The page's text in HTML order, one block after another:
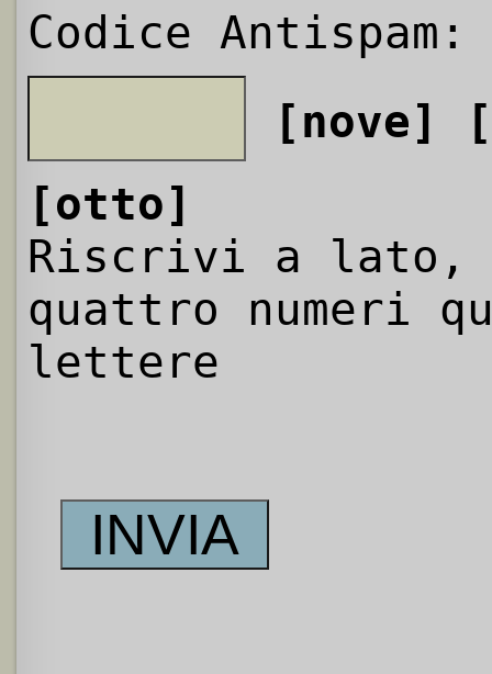
Codice Antispam:
[nove]
[otto]
Riscrivi a
quattro numeri
lettere